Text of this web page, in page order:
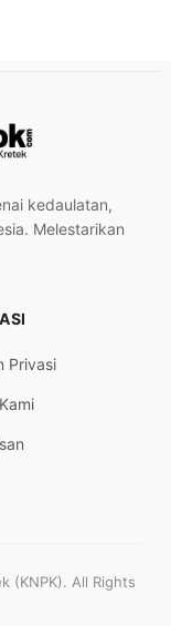
kedaulatan,
Melestarikan
Privasi
(KNPK). All Rights